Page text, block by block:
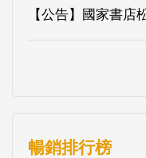
【公告】國家書店
暢銷排行榜